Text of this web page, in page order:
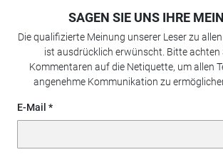
SAGEN SIE UNS IHRE
Die qualifizierte Meinung unserer Leser zu
ist ausdrücklich erwünscht. Bitte achten
Kommentaren auf die Netiquette, um allen
angenehme Kommunikation zu
E-Mail